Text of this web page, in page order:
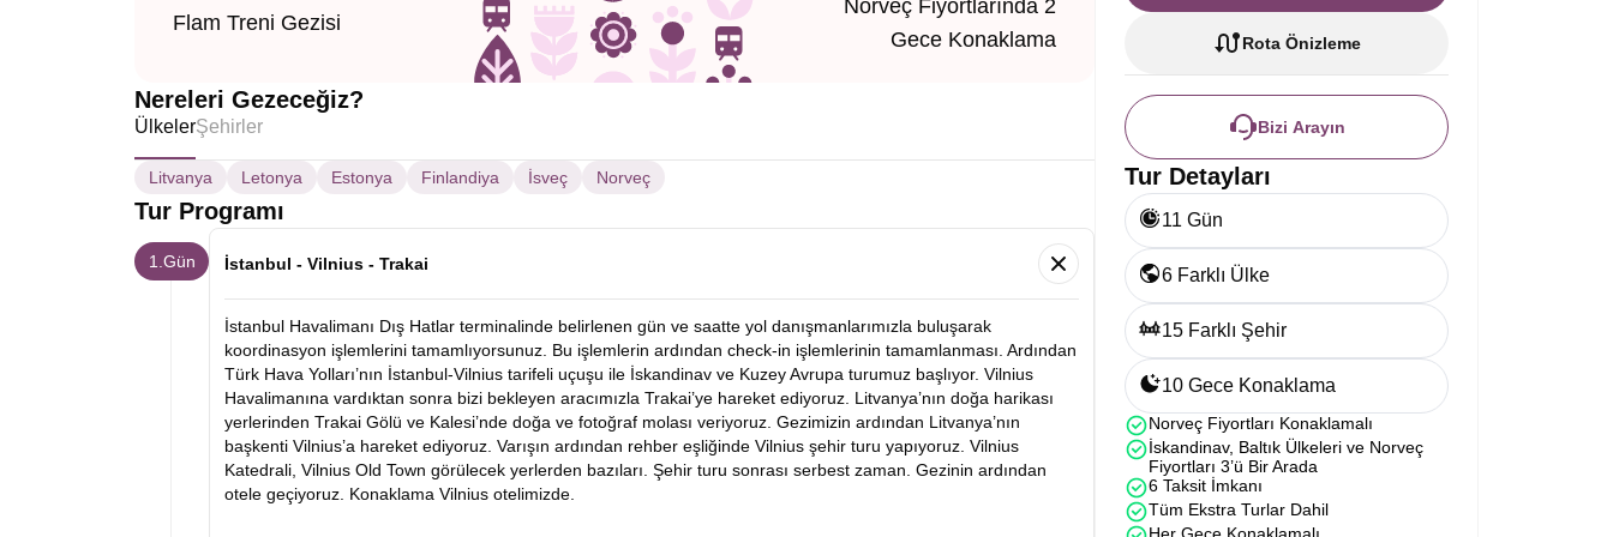
Flam Treni Gezisi
Norveç Fiyortlarında 2
Gece Konaklama
Nereleri Gezeceğiz?
ÜlkelerŞehirler
Litvanya Letonya Estonya Finlandiya İsveç Norveç
Tur Programı
1.Gün İstanbul - Vilnius - Trakai
İstanbul Havalimanı Dış Hatlar terminalinde belirlenen gün ve saatte yol danışmanlarımızla buluşarak
koordinasyon işlemlerini tamamlıyorsunuz. Bu işlemlerin ardından check-in işlemlerinin tamamlanması. Ardından
Türk Hava Yolları’nın İstanbul-Vilnius tarifeli uçuşu ile İskandinav ve Kuzey Avrupa turumuz başlıyor. Vilnius
Havalimanına vardıktan sonra bizi bekleyen aracımızla Trakai’ye hareket ediyoruz. Litvanya’nın doğa harikası
yerlerinden Trakai Gölü ve Kalesi’nde doğa ve fotoğraf molası veriyoruz. Gezimizin ardından Litvanya’nın
başkenti Vilnius’a hareket ediyoruz. Varışın ardından rehber eşliğinde Vilnius şehir turu yapıyoruz. Vilnius
Katedrali, Vilnius Old Town görülecek yerlerden bazıları. Şehir turu sonrası serbest zaman. Gezinin ardından
otele geçiyoruz. Konaklama Vilnius otelimizde.
Rota Önizleme
Bizi Arayın
Tur Detayları
11 Gün
6 Farklı Ülke
15 Farklı Şehir
10 Gece Konaklama
Norveç Fiyortları Konaklamalı
İskandinav, Baltık Ülkeleri ve Norveç
Fiyortları 3’ü Bir Arada
6 Taksit İmkanı
Tüm Ekstra Turlar Dahil